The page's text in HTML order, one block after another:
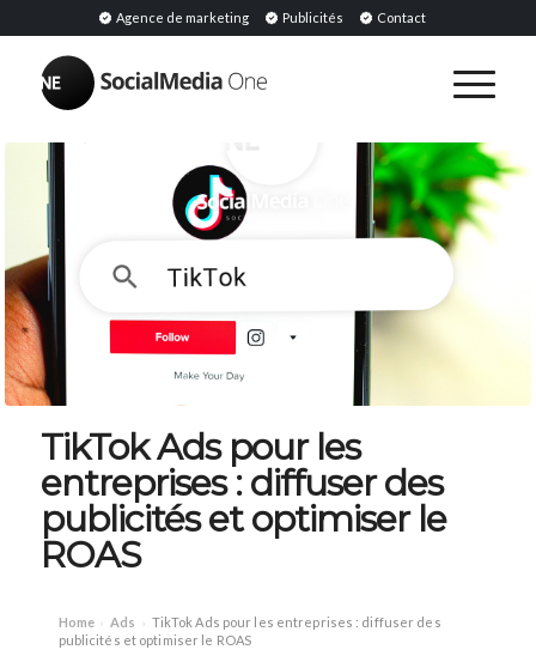
Agence de marketing Publicités Contact
TikTok Ads pour les
entreprises : diffuser des
publicités et optimiser le
ROAS
Home › Ads › TikTok Ads pour les entreprises : diffuser des
publicités et optimiser le ROAS